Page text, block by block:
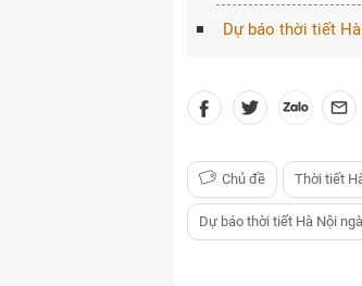
Dự báo thời tiết
Chủ đề Thời tiết
Dự báo thời tiết Hà Nội